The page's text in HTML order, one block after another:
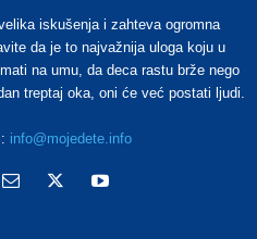
iskušenja i zahteva ogromna
da je to najvažnija uloga koju u
na umu, da deca rastu brže nego
treptaj oka, oni će već postati ljudi.
info@mojedete.info